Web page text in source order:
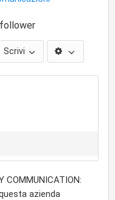
follower
Scrivi
COMMUNICATION:
azienda